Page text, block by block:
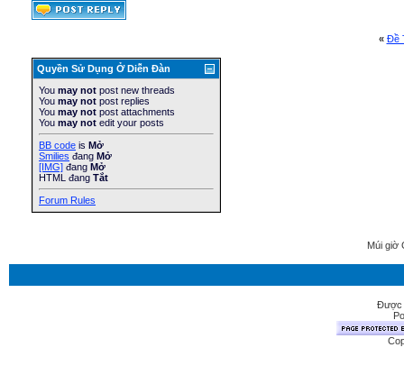
« Ðề
Quyền Sử Dụng Ở Diễn Ðàn
You may not post new threads
You may not post replies
You may not post attachments
You may not edit your posts
BB code is Mở
Smilies đang Mở
[IMG] đang Mở
HTML đang Tắt
Forum Rules
Múi giờ
Được